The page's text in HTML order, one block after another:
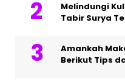
Melindungi
Tabir Surya
Amankah
Berikut Tips